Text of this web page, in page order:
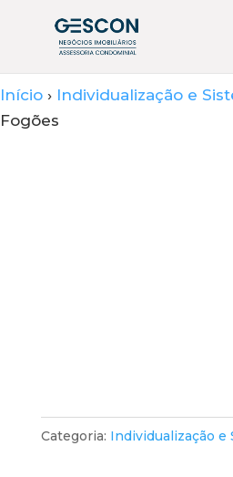
Início › Individualização e
Fogões
Categoria: Individualização e